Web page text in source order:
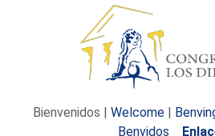
Bienvenidos | Welcome |
Benvidos